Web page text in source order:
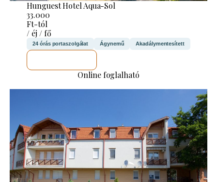
Hunguest Hotel Aqua-Sol
33.000
Ft-tól
/ éj / fő
24 órás portaszolgálat Ágynemű Akadálymentesített
Online foglalható